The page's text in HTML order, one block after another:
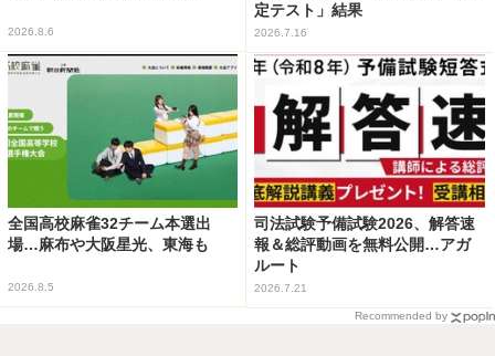
2026.8.6
定テスト」結果
2026.7.16
全国高校麻雀32チーム本選出
場…麻布や大阪星光、東海も
2026.8.5
司法試験予備試験2026、解答速
報＆総評動画を無料公開…アガ
ルート
2026.7.21
Recommended by